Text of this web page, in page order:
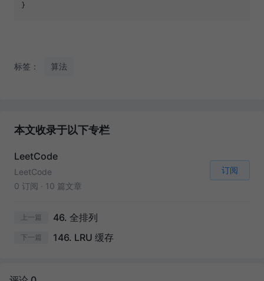
标签： 算法
本文收录于以下专栏
LeetCode
LeetCode
0 订阅 · 10 篇文章
订阅
上一篇 46. 全排列
下一篇 146. LRU 缓存